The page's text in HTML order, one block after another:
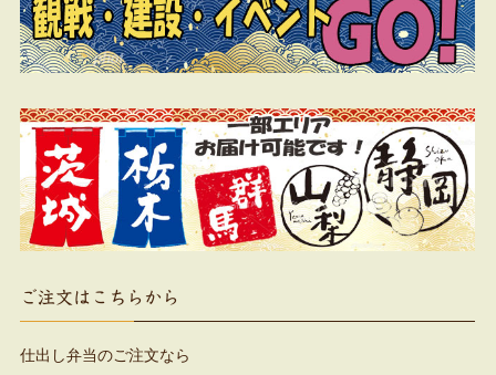
ご注文はこちらから
仕出し弁当のご注文なら